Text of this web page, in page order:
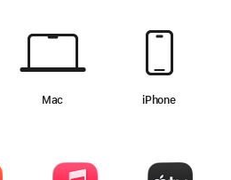
Mac iPhone